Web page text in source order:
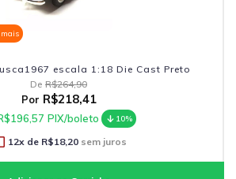
escala 1:18 Die Cast Preto
De R$264,90
Por R$218,41
PIX/boleto 10%
12x de R$18,20 sem juros